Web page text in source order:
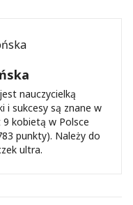
nauczycielką
i sukcesy są znane w
kobietą w Polsce
punkty). Należy do
ultra.